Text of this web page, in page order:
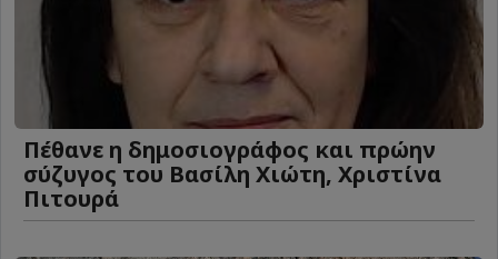
Πέθανε η δημοσιογράφος και πρώην
σύζυγος του Βασίλη Χιώτη, Χριστίνα
Πιτουρά